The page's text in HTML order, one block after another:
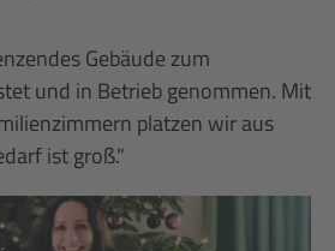
Gebäude zum
und in Betrieb genommen. Mit
platzen wir aus
ist groß."